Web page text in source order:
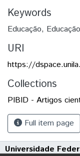
Keywords
Educação,
URI
https://
Collections
PIBID - Artigos
Full item page
Universidade